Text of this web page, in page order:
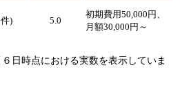
) 5.0
初期費用50,000円、
月額30,000円～
日時点における実数を表示していま